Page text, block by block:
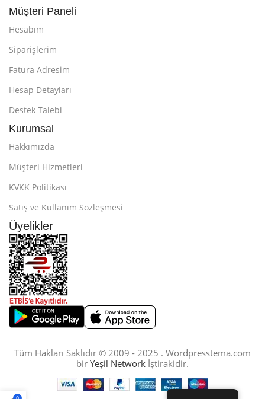
Müşteri Paneli
Hesabım
Siparişlerim
Fatura Adresim
Hesap Detayları
Destek Talebi
Kurumsal
Hakkımızda
Müşteri Hizmetleri
KVKK Politikası
Satış ve Kullanım Sözleşmesi
Üyelikler
Tüm Hakları Saklıdır © 2009 - 2025 . Wordpresstema.com
bir Yeşil Network İştirakidir.